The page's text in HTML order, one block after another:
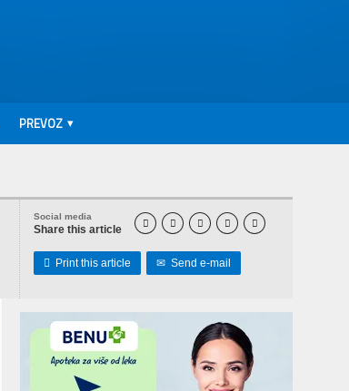
PREVOZ
Social media
Share this article     
 Print this article ✉ Send e-mail